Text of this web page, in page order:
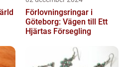
Förlovningsringar i
Göteborg: Vägen till Ett
Hjärtas Försegling